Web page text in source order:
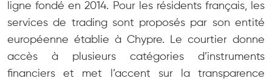
ligne fondé en 2014. Pour les résidents français, les
services de trading sont proposés par son entité
européenne établie à Chypre. Le courtier donne
accès à plusieurs catégories d’instruments
financiers et met l’accent sur la transparence